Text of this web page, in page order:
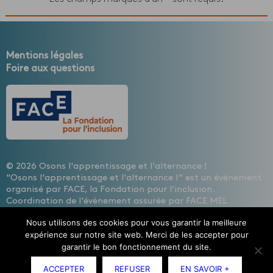
Mentions légales
Foire aux questions
© 2026 Osons l'apprentissage et l'alternance !
"Osons l'apprentissage et l'alternance !" est un évènement
organisé par FACE, la Fondation pour l’inclusion.
Coordination de l'évènement assurée par FACE MEL
Design : Cécile Lisbonis - Gestion de projet web : Agence
Mademoiselle Associée - Développement site internet :
Etienne Delcambre
Nous utilisons des cookies pour vous garantir la meilleure
expérience sur notre site web. Merci de les accepter pour
garantir le bon fonctionnement du site.
ACCEPTER REFUSER EN SAVOIR +